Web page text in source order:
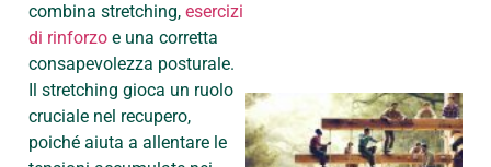
combina stretching, esercizi
di rinforzo e una corretta
consapevolezza posturale.
Il stretching gioca un ruolo
cruciale nel recupero,
poiché aiuta a allentare le